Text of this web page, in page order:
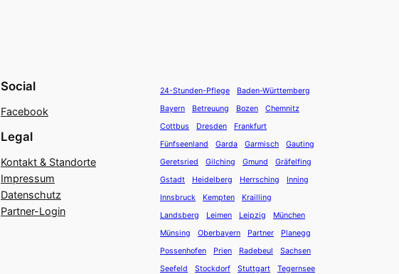
Social
Facebook
Legal
Kontakt & Standorte
Impressum
Datenschutz
Partner-Login
24-Stunden-Pflege
Baden-Württemberg
Bayern
Betreuung Bozen
Chemnitz
Cottbus
Dresden
Frankfurt
Fünfseenland
Garda Garmisch
Gauting
Geretsried
Gilching Gmund
Gräfelfing
Gstadt
Heidelberg Herrsching
Inning
Innsbruck
Kempten
Krailling
Landsberg
Leimen Leipzig
München
Münsing
Oberbayern Partner
Planegg
Possenhofen
Prien Radebeul
Sachsen
Seefeld
Stockdorf Stuttgart
Tegernsee